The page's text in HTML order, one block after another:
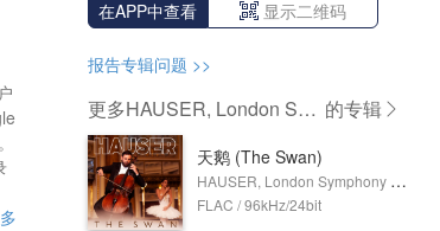
在APP中查看 显示二维码
报告专辑问题 >>
更多HAUSER, London Sym
phony Orchestra
的专辑
天鹅 (The Swan)
HAUSER, London Symphony Orchestra
FLAC / 96kHz/24bit